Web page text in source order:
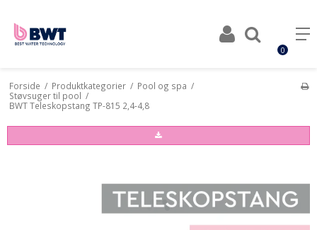
0
Forside / Produktkategorier / Pool og spa /
Støvsuger til pool /
BWT Teleskopstang TP-815 2,4-4,8